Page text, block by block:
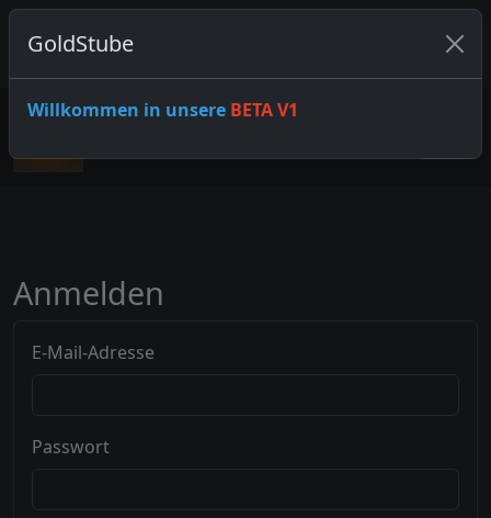
0 ONLINE-SPIELER
Anmelden
E-Mail-Adresse
Passwort
GoldStube
Willkommen in unsere BETA V1